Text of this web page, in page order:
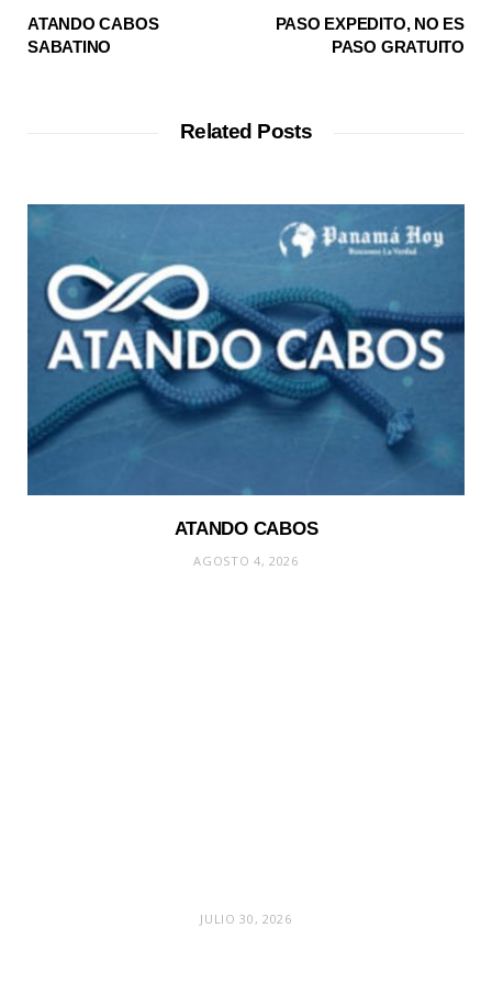
ATANDO CABOS
SABATINO
PASO EXPEDITO, NO ES
PASO GRATUITO
Related Posts
ATANDO CABOS
AGOSTO 4, 2026
JULIO 30, 2026